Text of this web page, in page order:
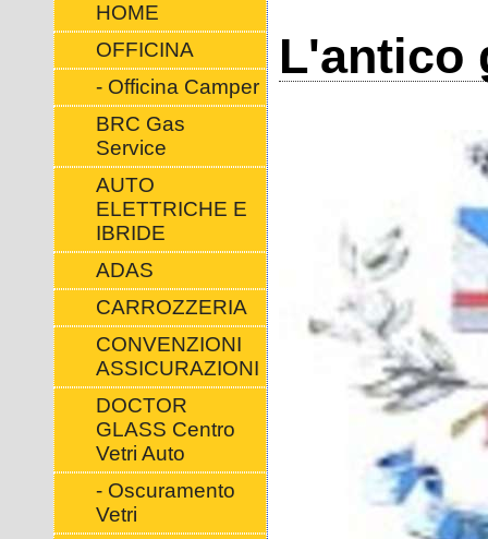
HOME
OFFICINA
- Officina Camper
BRC Gas
Service
AUTO
ELETTRICHE E
IBRIDE
ADAS
CARROZZERIA
CONVENZIONI
ASSICURAZIONI
DOCTOR
GLASS Centro
Vetri Auto
- Oscuramento
Vetri
L'antico